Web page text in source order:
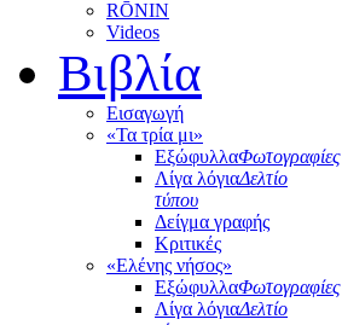
RŌNIN
Videos
Βιβλία
Εισαγωγή
«Τα τρία μι»
ΕξώφυλλαΦωτογραφίες
Λίγα λόγιαΔελτίο
τύπου
Δείγμα γραφής
Κριτικές
«Ελένης νήσος»
ΕξώφυλλαΦωτογραφίες
Λίγα λόγιαΔελτίο